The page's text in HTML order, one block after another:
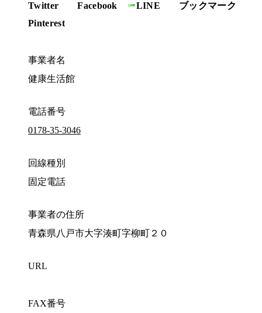
Twitter Facebook LINE
ブックマーク
Pinterest
事業者名
健康生活館
電話番号
0178-35-3046
回線種別
固定電話
事業者の住所
青森県八戸市大字湊町字柳町２０
URL
FAX番号